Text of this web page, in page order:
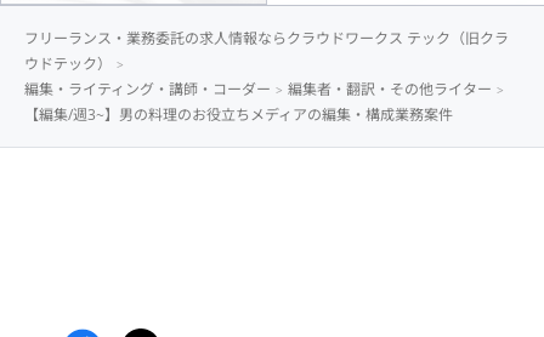
フリーランス・業務委託の求人情報ならクラウドワークス テック（旧クラ
ウドテック）
編集・ライティング・講師・コーダー
編集者・翻訳・その他ライター
【編集/週3~】男の料理のお役立ちメディアの編集・構成業務案件